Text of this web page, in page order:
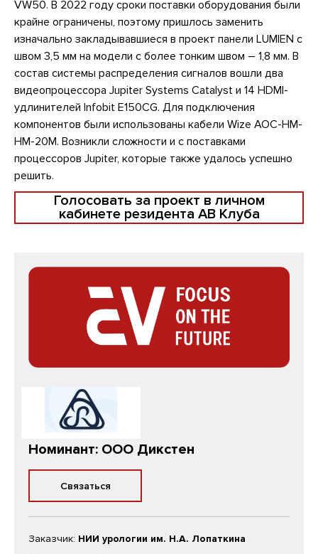
VW50. В 2022 году сроки поставки оборудования были
крайне ограничены, поэтому пришлось заменить
изначально закладывавшиеся в проект панели LUMIEN с
швом 3,5 мм на модели с более тонким швом – 1,8 мм. В
состав системы распределения сигналов вошли два
видеопроцессора Jupiter Systems Catalyst и 14 HDMI-
удлинителей Infobit E150CG. Для подключения
компонентов были использованы кабели Wize AOC-HM-
HM-20M. Возникли сложности и с поставками
процессоров Jupiter, которые также удалось успешно
решить.
Голосовать за проект в личном
кабинете резидента АВ Клуба
Номинант: ООО Дикстен
Связаться
Заказчик: НИИ урологии им. Н.А. Лопаткина